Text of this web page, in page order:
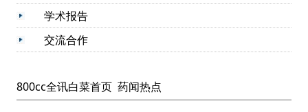
学术报告
交流合作
800cc全讯白菜首页 药闻热点